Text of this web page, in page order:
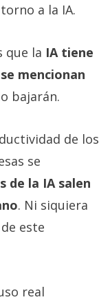
a la IA.
que la IA tiene
mencionan
bajarán.
de los
se
de la IA salen
. Ni siquiera
este
real